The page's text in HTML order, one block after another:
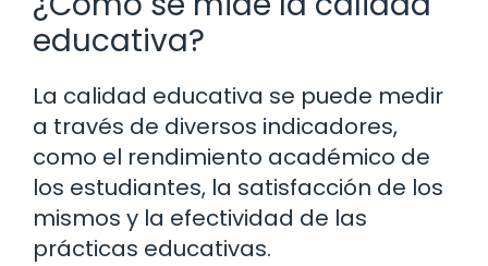
educativa?
La calidad educativa se puede medir
a través de diversos indicadores,
como el rendimiento académico de
los estudiantes, la satisfacción de los
mismos y la efectividad de las
prácticas educativas.